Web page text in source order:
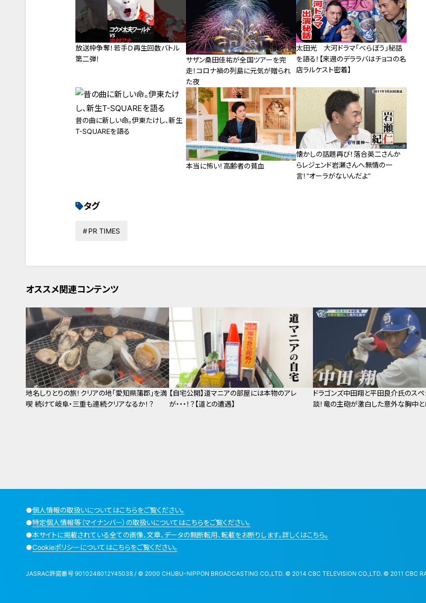
放送枠争奪！若手Ｄ再生回数バトル
第二弾！
サザン桑田佳祐が全国ツアーを完
走！コロナ禍の列島に元気が贈られ
た夜
太田光 大河ドラマ「べらぼう」秘話
を語る！【来週のデララバはチョコの名
店ラルケスト密着】
昔の曲に新しい命。伊東たけし、新生
T-SQUAREを語る
本当に怖い！高齢者の貧血
懐かしの話題再び！落合英二さんか
らレジェンド岩瀬さんへ無情の一
言！“オーラがないんだよ”
タグ
PR TIMES
オススメ関連コンテンツ
地名しりとりの旅！クリアの地「愛知県蒲郡」を満
喫 続けて岐阜・三重も連続クリアなるか！？
【自宅公開】道マニアの部屋には本物のアレ
が・・・！？【道との遭遇】
ドラゴンズ中田翔と平田良介氏のスペ
談！竜の主砲が激白した意外な胸中と
●個人情報の取扱いについてはこちらをご覧ください。
●特定個人情報等（マイナンバー）の取扱いについてはこちらをご覧ください。
●本サイトに掲載されている全ての画像、文章、データの無断転用、転載をお断りします。詳しくはこちら。
●Cookieポリシーについてはこちらをご覧ください。
JASRAC許諾番号 9010248012Y45038 / © 2000 CHUBU-NIPPON BROADCASTING CO.,LTD. © 2014 CBC TELEVISION CO.,LTD. © 2011 CBC